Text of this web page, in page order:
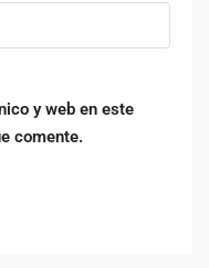
y web en este
comente.